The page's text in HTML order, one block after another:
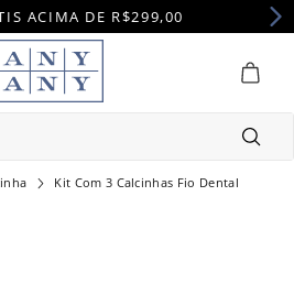
ACIMA DE R$299,00
Kit Com 3 Calcinhas Fio Dental